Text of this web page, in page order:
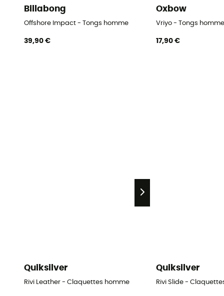
Billabong
Offshore Impact - Tongs homme
39,90 €
Oxbow
Vriyo - Tongs homme
17,90 €
Quiksilver
Rivi Leather - Claquettes homme
Quiksilver
Rivi Slide -